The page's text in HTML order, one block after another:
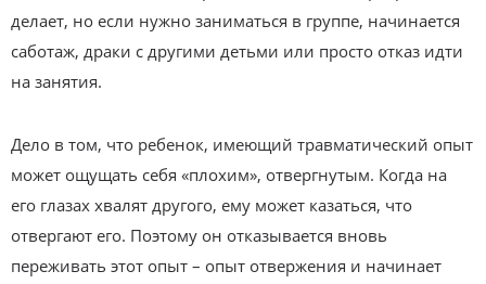
делает, но если нужно заниматься в группе, начинается
саботаж, драки с другими детьми или просто отказ идти
на занятия.
Дело в том, что ребенок, имеющий травматический опыт
может ощущать себя «плохим», отвергнутым. Когда на
его глазах хвалят другого, ему может казаться, что
отвергают его. Поэтому он отказывается вновь
переживать этот опыт – опыт отвержения и начинает